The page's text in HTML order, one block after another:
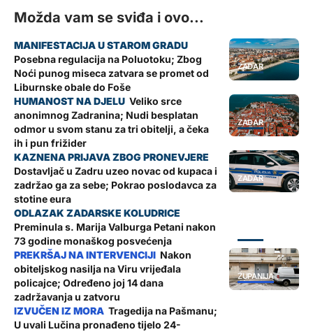
Možda vam se sviđa i ovo...
ZADAR
Posebna regulacija na Poluotoku; Zbog
Noći punog miseca zatvara se promet od
Liburnske obale do Foše
ZADAR
Veliko srce
anonimnog Zadranina; Nudi besplatan
odmor u svom stanu za tri obitelji, a čeka
ih i pun frižider
ZADAR
Dostavljač u Zadru uzeo novac od kupaca i
zadržao ga za sebe; Pokrao poslodavca za
stotine eura
Preminula s. Marija Valburga Petani nakon
73 godine monaškog posvećenja
ŽUPANIJA
Nakon
obiteljskog nasilja na Viru vrijeđala
policajce; Određeno joj 14 dana
zadržavanja u zatvoru
Tragedija na Pašmanu;
U uvali Lučina pronađeno tijelo 24-